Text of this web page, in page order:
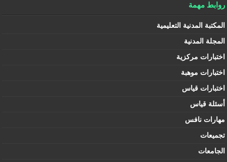
روابط مهمة
المكتبة المدنية التعليمية
المجلة المدنية
اختبارات مركزية
اختبارات موهبة
اختبارات قياس
أسئلة قياس
مهارات نافس
تجميعات
الجامعات